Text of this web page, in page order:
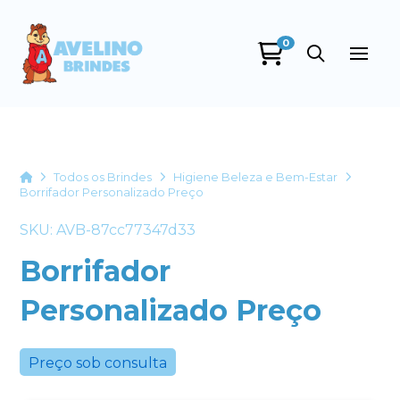
0
HomeTodos os Brindes
Higiene Beleza e Bem-Estar
Borrifador Personalizado Preço
SKU: AVB-87cc77347d33
Borrifador
Personalizado Preço
Preço sob consulta
+55